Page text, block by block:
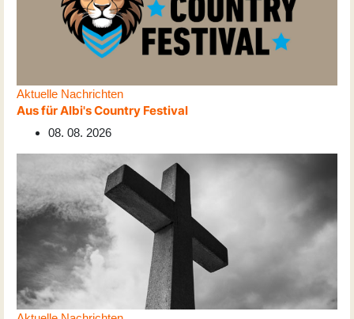
Aktuelle Nachrichten
Aus für Albi's Country Festival
08. 08. 2026